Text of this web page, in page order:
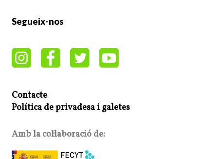
Segueix-nos
Contacte
Política de privadesa i galetes
Amb la col·laboració de: